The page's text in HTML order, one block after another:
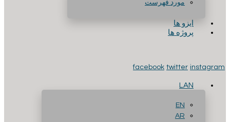
مورد فهرست
ایزو ها
پروژه ها
facebook twitter instagram
LAN
EN
AR